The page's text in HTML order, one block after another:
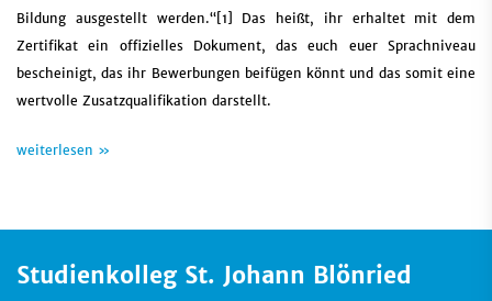
Bildung ausgestellt werden.“[1] Das heißt, ihr erhaltet mit dem
Zertifikat ein offizielles Dokument, das euch euer Sprachniveau
bescheinigt, das ihr Bewerbungen beifügen könnt und das somit eine
wertvolle Zusatzqualifikation darstellt.
weiterlesen »
Studienkolleg St. Johann Blönried